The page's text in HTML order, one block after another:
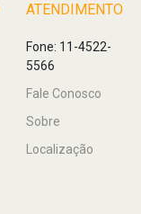
ATENDIMENTO
Fone: 11-4522-
5566
Fale Conosco
Sobre
Localização